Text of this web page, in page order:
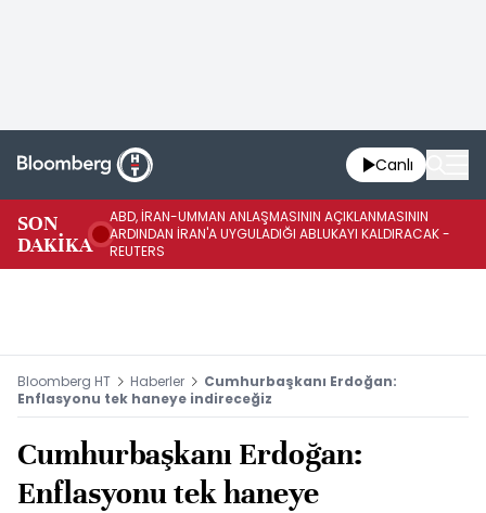
Canlı
SON
DAKİKA
ABD, İRAN-UMMAN ANLAŞMASININ AÇIKLANMASININ
ARDINDAN İRAN'A UYGULADIĞI ABLUKAYI KALDIRACAK -
REUTERS
Bloomberg HT Haberler
Cumhurbaşkanı Erdoğan:
Enflasyonu tek haneye indireceğiz
Cumhurbaşkanı Erdoğan:
Enflasyonu tek haneye